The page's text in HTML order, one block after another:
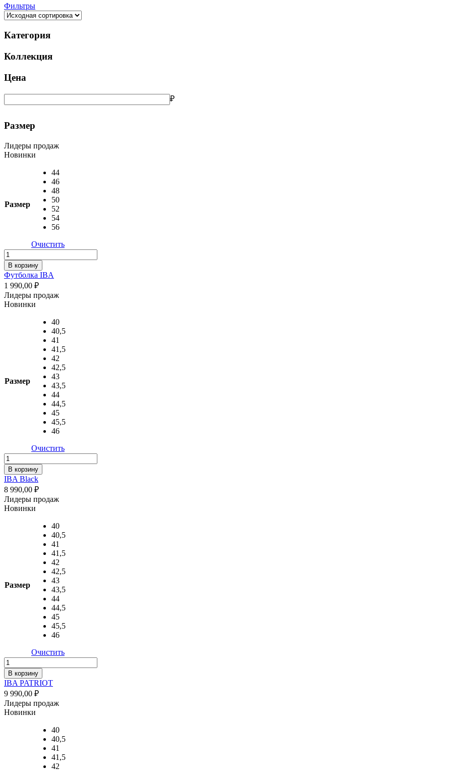
Фильтры
Категория
Коллекция
Цена
₽
Размер
Лидеры продаж
Новинки
Размер
44
46
48
50
52
54
56
Очистить
Количество
товара
Футболка
IBA
В корзину
Футболка IBA
1 990,00 ₽
Лидеры продаж
Новинки
Размер
40
40,5
41
41,5
42
42,5
43
43,5
44
44,5
45
45,5
46
Очистить
Количество
товара
IBA
Black
В корзину
IBA Black
8 990,00 ₽
Лидеры продаж
Новинки
Размер
40
40,5
41
41,5
42
42,5
43
43,5
44
44,5
45
45,5
46
Очистить
Количество
товара
IBA
PATRIOT
В корзину
IBA PATRIOT
9 990,00 ₽
Лидеры продаж
Новинки
40
40,5
41
41,5
42